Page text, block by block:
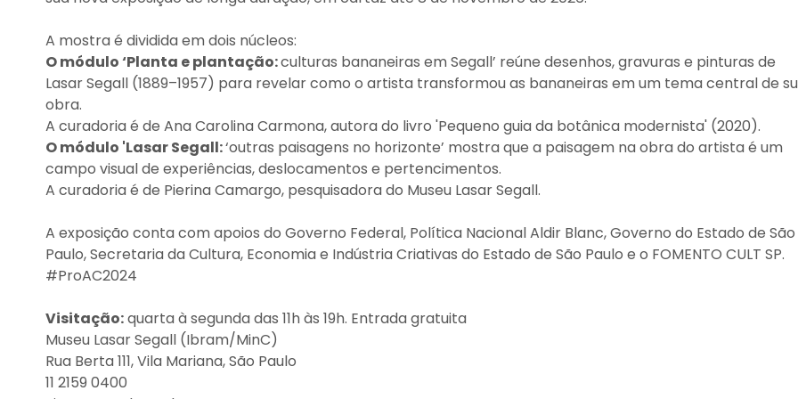
A mostra é dividida em dois núcleos:
O módulo ‘Planta e plantação:culturas bananeiras em Segall’ reúne desenhos, gravuras e pinturas de
Lasar Segall (1889–1957) para revelar como o artista transformou as bananeiras em um tema central de
obra.
A curadoria é de Ana Carolina Carmona, autora do livro 'Pequeno guia da botânica modernista' (2020).
O módulo 'Lasar Segall:‘outras paisagens no horizonte’ mostra que a paisagem na obra do artista é um
campo visual de experiências, deslocamentos e pertencimentos.
A curadoria é de Pierina Camargo, pesquisadora do Museu Lasar Segall.
A exposição conta com apoios do Governo Federal, Política Nacional Aldir Blanc, Governo do Estado de São
Paulo, Secretaria da Cultura, Economia e Indústria Criativas do Estado de São Paulo e o FOMENTO CULT SP.
#ProAC2024
Visitação:quarta à segunda das 11h às 19h. Entrada gratuita
Museu Lasar Segall (Ibram/MinC)
Rua Berta 111, Vila Mariana, São Paulo
11 2159 0400